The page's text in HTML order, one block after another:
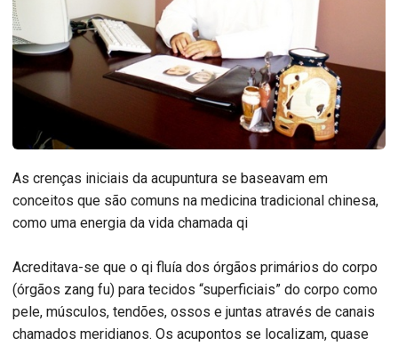
As crenças iniciais da acupuntura se baseavam em
conceitos que são comuns na medicina tradicional chinesa,
como uma energia da vida chamada qi
Acreditava-se que o qi fluía dos órgãos primários do corpo
(órgãos zang fu) para tecidos “superficiais” do corpo como
pele, músculos, tendões, ossos e juntas através de canais
chamados meridianos. Os acupontos se localizam, quase